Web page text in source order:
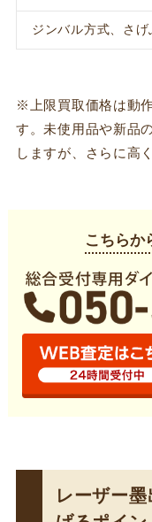
ジンバル方式、さげ
※上限買取価格は動
す。未使用品や新品
しますが、さらに高
こちらか
レーザー